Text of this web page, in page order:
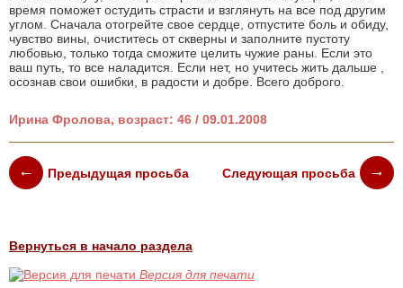
время поможет остудить страсти и взглянуть на все под другим
углом. Сначала отогрейте свое сердце, отпустите боль и обиду,
чувство вины, очиститесь от скверны и заполните пустоту
любовью, только тогда сможите целить чужие раны. Если это
ваш путь, то все наладится. Если нет, но учитесь жить дальше ,
осознав свои ошибки, в радости и добре. Всего доброго.
Ирина Фролова, возраст: 46 / 09.01.2008
Предыдущая просьба Следующая просьба
Вернуться в начало раздела
Версия для печати